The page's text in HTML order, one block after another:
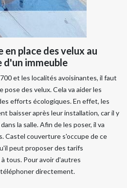
en place des velux au
immeuble
et les localités avoisinantes, il faut
des velux. Cela va aider les
efforts écologiques. En effet, les
baisser après leur installation, car il y
la salle. Afin de les poser, il va
Castel couverture s'occupe de ce
peut proposer des tarifs
tous. Pour avoir d'autres
directement.